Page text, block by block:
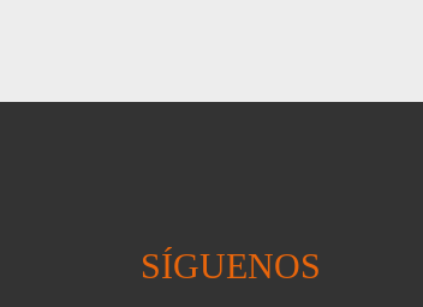
SÍGUENOS